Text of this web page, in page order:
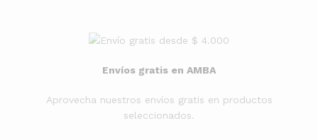
Envíos gratis en AMBA
Aprovecha nuestros envíos gratis en productos
seleccionados.